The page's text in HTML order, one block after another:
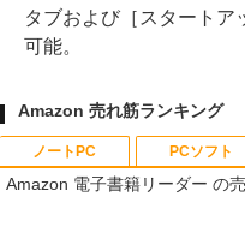
タブおよび［スタートア
可能。
Amazon 売れ筋ランキング
ノートPC PCソフト
Amazon 電子書籍リーダー の